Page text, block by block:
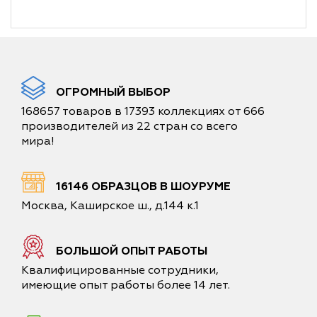
ОГРОМНЫЙ ВЫБОР
168657 товаров в 17393 коллекциях от 666
производителей из 22 стран со всего
мира!
16146 ОБРАЗЦОВ В ШОУРУМЕ
Москва, Каширское ш., д.144 к.1
БОЛЬШОЙ ОПЫТ РАБОТЫ
Квалифицированные сотрудники,
имеющие опыт работы более 14 лет.